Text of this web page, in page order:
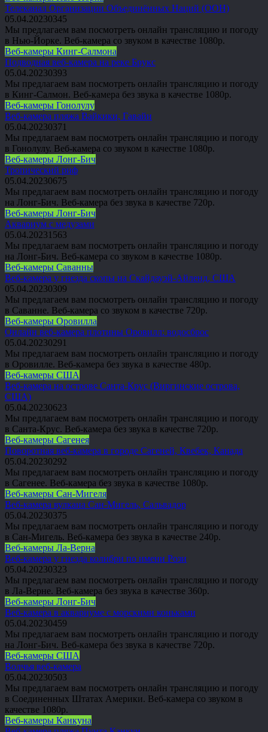
Телеканал Организации Объединённых Наций (ООН)
05.04.20230345
Мы предлагаем вам посмотреть онлайн трансляцию и погоду
в Нью-Йорке. Веб-камера со звуком в качестве 1080p.
Веб-камеры Кинг-Салмона
Подводная веб-камера на реке Брукс
05.04.20230393
Мы предлагаем вам посмотреть онлайн трансляцию и погоду
в Кинг-Салмон. Веб-камера без звука в качестве 1080p.
Веб-камеры Гонолулу
Веб-камера пляжа Вайкики, Гавайи
05.04.20230371
Мы предлагаем вам посмотреть онлайн трансляцию и погоду
в Гонолулу. Веб-камера со звуком в качестве 1080p.
Веб-камеры Лонг-Бич
Тропический риф
05.04.20230675
Мы предлагаем вам посмотреть онлайн трансляцию и погоду
на Лонг-Бич. Веб-камера без звука в качестве 720p.
Веб-камеры Лонг-Бич
Аквариум с медузами
05.04.20231 563
Мы предлагаем вам посмотреть онлайн трансляцию и погоду
на Лонг-Бич. Веб-камера со звуком в качестве 1080p.
Веб-камеры Саванны
Веб-камера у гнезда скопы на Скайдауэй-Айленд, США
05.04.20230309
Мы предлагаем вам посмотреть онлайн трансляцию и погоду
в Саванне. Веб-камера со звуком в качестве 720p.
Веб-камеры Оровилла
Онлайн веб-камера плотины Оровилл: водосброс
05.04.20230291
Мы предлагаем вам посмотреть онлайн трансляцию и погоду
в Оровилле. Веб-камера без звука в качестве 480p.
Веб-камеры США
Веб-камера на острове Санта-Крус (Виргинские острова,
США)
05.04.20230623
Мы предлагаем вам посмотреть онлайн трансляцию и погоду
в Санта-Крус. Веб-камера без звука в качестве 720p.
Веб-камеры Сагенея
Поворотная веб-камера в городе Сагеней, Квебек, Канада
05.04.20230292
Мы предлагаем вам посмотреть онлайн трансляцию и погоду
в Сагенее. Веб-камера без звука в качестве 1080p.
Веб-камеры Сан-Мигеля
Веб-камера вулкана Сан-Мигель, Сальвадор
05.04.20230375
Мы предлагаем вам посмотреть онлайн трансляцию и погоду
в Сан-Мигель. Веб-камера без звука в качестве 240p.
Веб-камеры Ла-Верна
Веб-камера у гнезда колибри по имени Рози
05.04.20230323
Мы предлагаем вам посмотреть онлайн трансляцию и погоду
в Ла-Верне. Веб-камера без звука в качестве 360p.
Веб-камеры Лонг-Бич
Веб-камера в аквариуме с морскими коньками
05.04.20230459
Мы предлагаем вам посмотреть онлайн трансляцию и погоду
на Лонг-Бич. Веб-камера без звука в качестве 720p.
Веб-камеры США
Волчья веб-камера
05.04.20230503
Мы предлагаем вам посмотреть онлайн трансляцию и погоду
в Соединенных Штатах Америки. Веб-камера со звуком в
качестве 1080p.
Веб-камеры Канкуна